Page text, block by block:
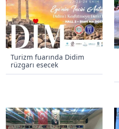
Turizm fuarında Didim
rüzgarı esecek